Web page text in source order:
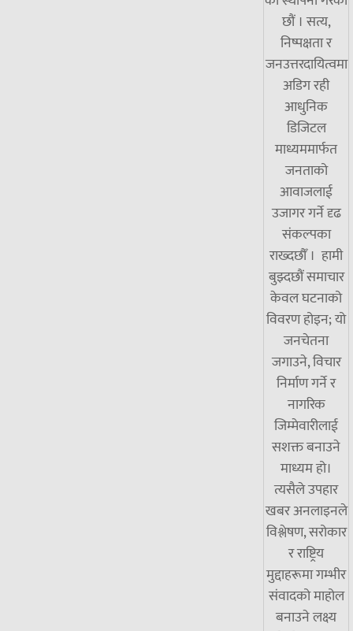
छौं । सत्य,
निष्पक्षता र
जनउत्तरदायित्वमा
अडिग रही
आधुनिक
डिजिटल
माध्यममार्फत
जनताको
आवाजलाई
उजागर गर्ने दृढ
संकल्पका
राख्दछौँ । हामी
बुझ्दछौं समाचार
केवल घटनाको
विवरण होइन; यो
जनचेतना
जगाउने, विचार
निर्माण गर्ने र
नागरिक
जिम्मेवारीलाई
सशक्त बनाउने
माध्यम हो।
त्यसैले उपहार
खबर अनलाइनले
विश्लेषण, सरोकार
र राष्ट्रिय
मुद्दाहरूमा गम्भीर
संवादको माहोल
बनाउने लक्ष्य